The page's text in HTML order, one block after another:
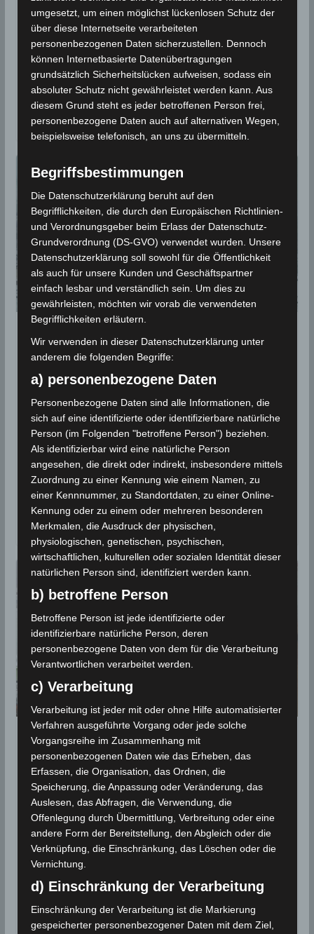
2021, 7 Uhr
9. Januar 2022 Wettermann
1635 Views
INM,Niederschlagsmengen,Niederschlagsstatistik
Schneefall,Statistik
In den letzten 24 Stunden zwischen Samstag, den 8
Jan und Sonntag, den 9 Jan 2021, 7 Uhr, wurden in
Niederschlagsmengen
Tunesien: Mo, 6 Dez – Di, 7 Dez
2021, 7 Uhr
7. Dezember 2021 Wettermann
1816 Views
INM,Kasserine,Kef,Niederschlagsmengen,
Niederschlagsstatistik,Schnee, Siliana,Statistik
In den letzten 24 Stunden zwischen Montag, den 6
Dez und Dienstag, den 7 Dez 2021 wurden in den
Gouvernoraten
NACHBETRACHTUNGEN
6 Dez 2021: Schnee in
verschiedenen Regionen
Tunesiens (Bilder)
6. Dezember 2021 Wettermann
2847 Views
INM,Schnee ,Winter
Am Montag, den 6 Dez 2021, präsentierten sich
einige Orte im Norden und in den höheren Lagen des
Landes mit
umgesetzt, um einen möglichst lückenlosen Schutz der
über diese Internetseite verarbeiteten
personenbezogenen Daten sicherzustellen. Dennoch
können Internetbasierte Datenübertragungen
grundsätzlich Sicherheitslücken aufweisen, sodass ein
absoluter Schutz nicht gewährleistet werden kann. Aus
diesem Grund steht es jeder betroffenen Person frei,
personenbezogene Daten auch auf alternativen Wegen,
beispielsweise telefonisch, an uns zu übermitteln.
Begriffsbestimmungen
Die Datenschutzerklärung beruht auf den
Begrifflichkeiten, die durch den Europäischen Richtlinien-
und Verordnungsgeber beim Erlass der Datenschutz-
Grundverordnung (DS-GVO) verwendet wurden. Unsere
Datenschutzerklärung soll sowohl für die Öffentlichkeit
als auch für unsere Kunden und Geschäftspartner
einfach lesbar und verständlich sein. Um dies zu
gewährleisten, möchten wir vorab die verwendeten
Begrifflichkeiten erläutern.
Wir verwenden in dieser Datenschutzerklärung unter
anderem die folgenden Begriffe:
a) personenbezogene Daten
Personenbezogene Daten sind alle Informationen, die
sich auf eine identifizierte oder identifizierbare natürliche
Person (im Folgenden "betroffene Person") beziehen.
Als identifizierbar wird eine natürliche Person
angesehen, die direkt oder indirekt, insbesondere mittels
Zuordnung zu einer Kennung wie einem Namen, zu
einer Kennnummer, zu Standortdaten, zu einer Online-
Kennung oder zu einem oder mehreren besonderen
Merkmalen, die Ausdruck der physischen,
physiologischen, genetischen, psychischen,
wirtschaftlichen, kulturellen oder sozialen Identität dieser
natürlichen Person sind, identifiziert werden kann.
b) betroffene Person
Betroffene Person ist jede identifizierte oder
identifizierbare natürliche Person, deren
personenbezogene Daten von dem für die Verarbeitung
Verantwortlichen verarbeitet werden.
c) Verarbeitung
Verarbeitung ist jeder mit oder ohne Hilfe automatisierter
Verfahren ausgeführte Vorgang oder jede solche
Vorgangsreihe im Zusammenhang mit
personenbezogenen Daten wie das Erheben, das
Erfassen, die Organisation, das Ordnen, die
Speicherung, die Anpassung oder Veränderung, das
Auslesen, das Abfragen, die Verwendung, die
Offenlegung durch Übermittlung, Verbreitung oder eine
andere Form der Bereitstellung, den Abgleich oder die
Verknüpfung, die Einschränkung, das Löschen oder die
Vernichtung.
d) Einschränkung der Verarbeitung
Einschränkung der Verarbeitung ist die Markierung
gespeicherter personenbezogener Daten mit dem Ziel,